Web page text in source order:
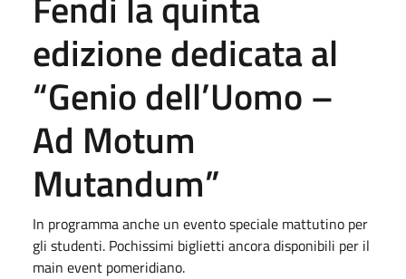
edizione dedicata al
“Genio dell’Uomo –
Ad Motum
Mutandum”
In programma anche un evento speciale mattutino per
gli studenti. Pochissimi biglietti ancora disponibili per il
main event pomeridiano.